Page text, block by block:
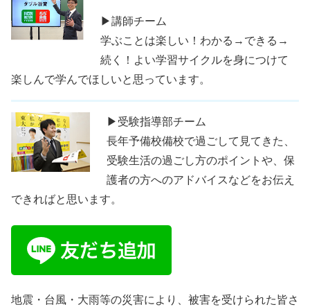
▶講師チーム
学ぶことは楽しい！わかる→できる→
続く！よい学習サイクルを身につけて
楽しんで学んでほしいと思っています。
▶受験指導部チーム
長年予備校備校で過ごして見てきた、
受験生活の過ごし方のポイントや、保
護者の方へのアドバイスなどをお伝え
できればと思います。
地震・台風・大雨等の災害により、被害を受けられた皆さ